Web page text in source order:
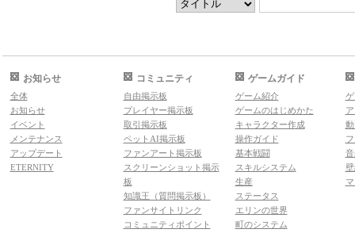
お知らせ
全体
お知らせ
イベント
メンテナンス
アップデート
ETERNITY
コミュニティ
自由掲示板
プレイヤー掲示板
取引掲示板
ペットAI掲示板
ファンアート掲示板
スクリーンショット掲示
板
知識王（質問掲示板）
ファンサイトリンク
コミュニティポイント
ゲームガイド
ゲーム紹介
ゲームのはじめかた
キャラクター作成
操作ガイド
基本戦闘
スキルシステム
生産
ステータス
エリンの世界
町のシステム